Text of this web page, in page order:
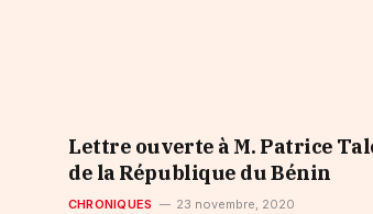
Lettre ouverte à M. Patrice
de la République du Bénin
CHRONIQUES 23 novembre, 2020